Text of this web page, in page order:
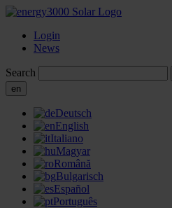
Login
News
Search
en
Deutsch
English
Italiano
Magyar
Română
Bulgarisch
Español
Português